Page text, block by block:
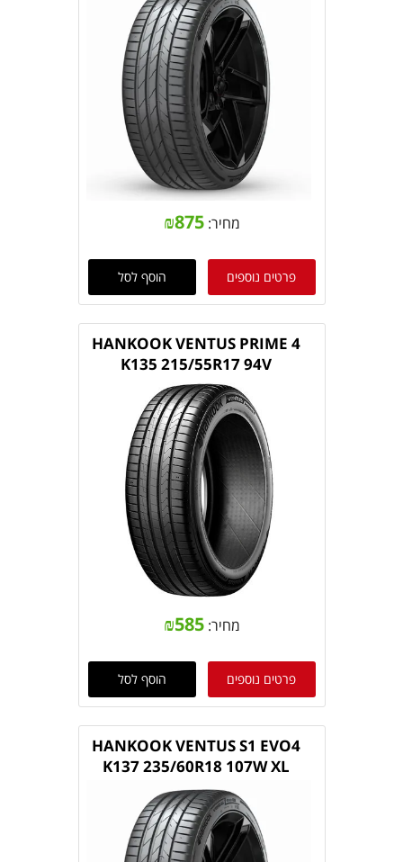
מחיר: ₪875
פרטים נוספים הוסף לסל
HANKOOK VENTUS PRIME 4
K135 215/55R17 94V
מחיר: ₪585
פרטים נוספים הוסף לסל
HANKOOK VENTUS S1 EVO4
K137 235/60R18 107W XL